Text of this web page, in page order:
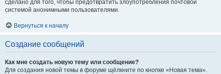
сделано для того, чтобы предотвратить злоупотребления почтовой
системой анонимными пользователями.
Вернуться к началу
Создание сообщений
Как мне создать новую тему или сообщение?
Для создания новой темы в форуме щёлкните по кнопке «Новая тема».